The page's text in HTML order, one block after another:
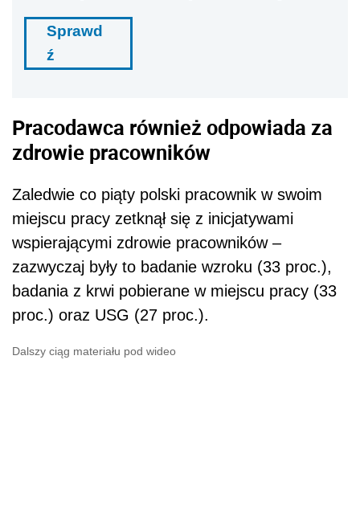
Sprawd
ź
Pracodawca również odpowiada za
zdrowie pracowników
Zaledwie co piąty polski pracownik w swoim
miejscu pracy zetknął się z inicjatywami
wspierającymi zdrowie pracowników –
zazwyczaj były to badanie wzroku (33 proc.),
badania z krwi pobierane w miejscu pracy (33
proc.) oraz USG (27 proc.).
Dalszy ciąg materiału pod wideo